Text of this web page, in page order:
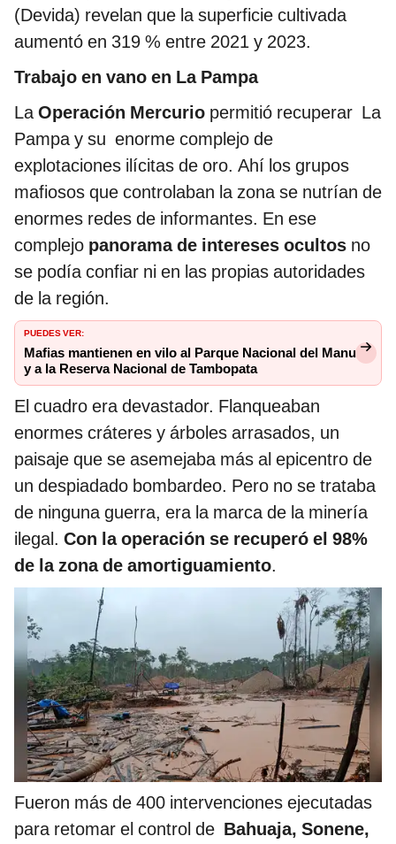
(Devida) revelan que la superficie cultivada
aumentó en 319 % entre 2021 y 2023.
Trabajo en vano en La Pampa
LaOperación Mercurio permitió recuperar La
Pampa y su enorme complejo de
explotaciones ilícitas de oro. Ahí los grupos
mafiosos que controlaban la zona se nutrían de
enormes redes de informantes. En ese
complejo panorama de intereses ocultos no
se podía confiar ni en las propias autoridades
de la región.
PUEDES VER:
Mafias mantienen en vilo al Parque Nacional del Manu
y a la Reserva Nacional de Tambopata
El cuadro era devastador. Flanqueaban
enormes cráteres y árboles arrasados, un
paisaje que se asemejaba más al epicentro de
un despiadado bombardeo. Pero no se trataba
de ninguna guerra, era la marca de la minería
ilegal. Con la operación se recuperó el 98%
de la zona de amortiguamiento.
Fueron más de 400 intervenciones ejecutadas
para retomar el control de Bahuaja, Sonene,